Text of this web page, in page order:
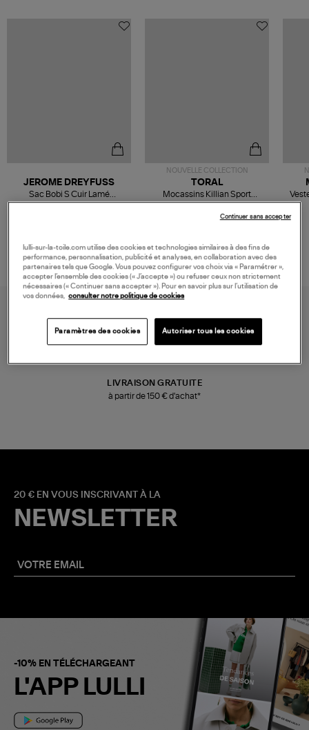
JEROME DREYFUSS
Sac Bobi S Cuir Lamé
Champagne
NOUVELLE COLLECTION
TORAL
Mocassins Killian Sport
Mousse
LIVRAISON GRATUITE
à partir de 150 € d'achat*
20 € EN VOUS INSCRIVANT À LA
NEWSLETTER
-10% EN TÉLÉCHARGEANT
L'APP LULLI
lulli-sur-la-toile.com utilise des cookies et technologies similaires à des fins de
performance, personnalisation, publicité et analyses, en collaboration avec des
partenaires tels que Google. Vous pouvez configurer vos choix via « Paramétrer »,
accepter l’ensemble des cookies (« J’accepte ») ou refuser ceux non strictement
nécessaires (« Continuer sans accepter »). Pour en savoir plus sur l’utilisation de
vos données,
consulter notre politique de cookies
Paramètres des cookies Autoriser tous les cookies
Continuer sans accepter